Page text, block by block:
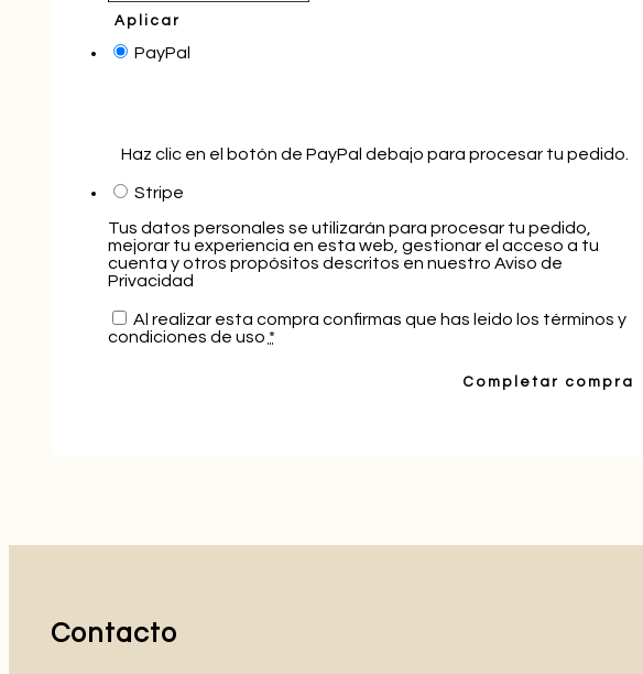
Aplicar
PayPal
Haz clic en el botón de PayPal debajo para procesar tu pedido.
Stripe
Tus datos personales se utilizarán para procesar tu pedido,
mejorar tu experiencia en esta web, gestionar el acceso a tu
cuenta y otros propósitos descritos en nuestro Aviso de
Privacidad
Al realizar esta compra confirmas que has leido los términos y
condiciones de uso *
Completar compra
Contacto